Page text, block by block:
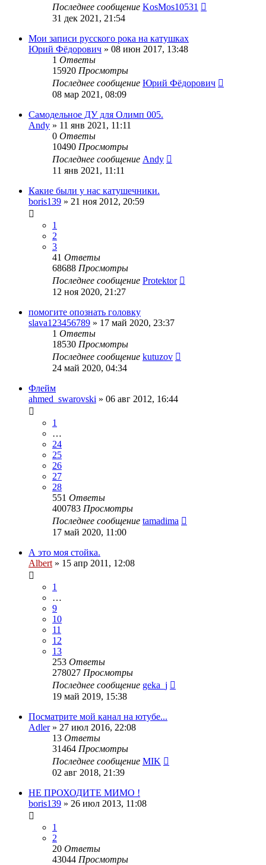
Последнее сообщение KosMos10531
31 дек 2021, 21:54
Мои записи русского рока на катушках
Юрий Фёдорович » 08 июн 2017, 13:48
1 Ответы
15920 Просмотры
Последнее сообщение Юрий Фёдорович
08 мар 2021, 08:09
Самодельное ДУ для Олимп 005.
Andy » 11 янв 2021, 11:11
0 Ответы
10490 Просмотры
Последнее сообщение Andy
11 янв 2021, 11:11
Какие были у нас катушечники.
boris139 » 21 ноя 2012, 20:59
1
2
3
41 Ответы
68688 Просмотры
Последнее сообщение Protektor
12 ноя 2020, 21:27
помогите опознать головку
slava123456789 » 17 май 2020, 23:37
1 Ответы
18530 Просмотры
Последнее сообщение kutuzov
24 май 2020, 04:34
Флейм
ahmed_swarovski » 06 авг 2012, 16:44
1
…
24
25
26
27
28
551 Ответы
400783 Просмотры
Последнее сообщение tamadima
17 май 2020, 11:00
А это моя стойка.
Albert » 15 апр 2011, 12:08
1
…
9
10
11
12
13
253 Ответы
278027 Просмотры
Последнее сообщение geka_j
19 май 2019, 15:38
Посматрите мой канал на ютубе...
Adler» 27 июл 2016, 22:08
13 Ответы
31464 Просмотры
Последнее сообщение MIK
02 авг 2018, 21:39
НЕ ПРОХОДИТЕ МИМО !
boris139 » 26 июл 2013, 11:08
1
2
20 Ответы
43044 Просмотры